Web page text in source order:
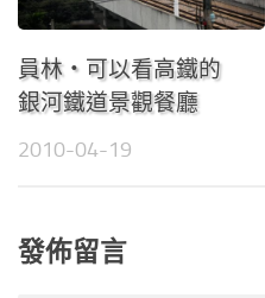
員林‧可以看高鐵的
銀河鐵道景觀餐廳
2010-04-19
發佈留言